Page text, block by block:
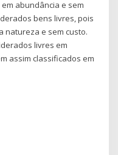
abundância e sem
bens livres, pois
natureza e sem custo.
livres em
assim classificados em